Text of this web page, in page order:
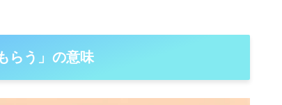
らう」の意味